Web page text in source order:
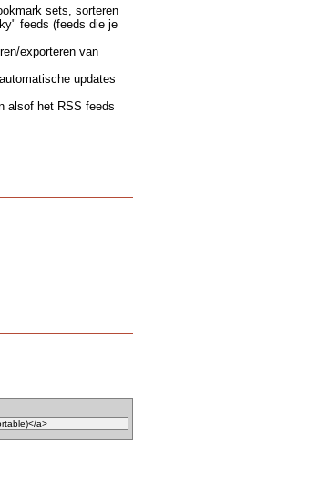
sets, sorteren
feeds (feeds die je
exporteren van
updates
alsof het RSS feeds